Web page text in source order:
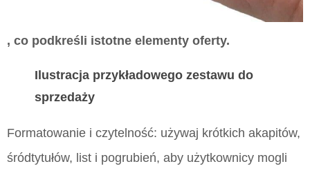
, co podkreśli istotne elementy oferty.
Ilustracja przykładowego zestawu do
sprzedaży
Formatowanie i czytelność: używaj krótkich akapitów,
śródtytułów, list i pogrubień, aby użytkownicy mogli